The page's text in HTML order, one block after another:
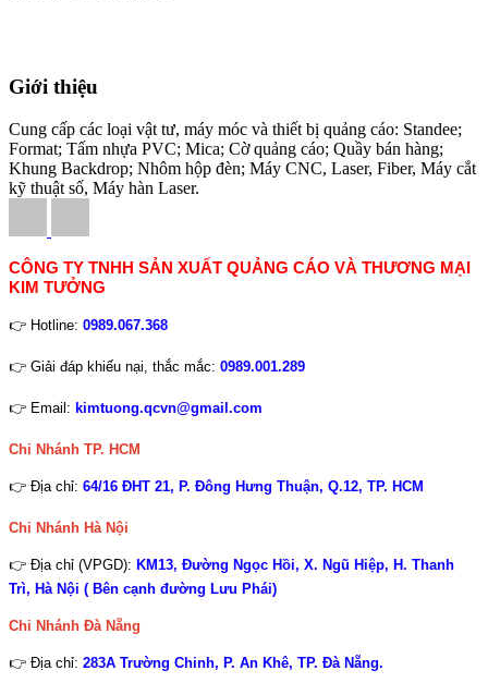
Giới thiệu
Cung cấp các loại vật tư, máy móc và thiết bị quảng cáo: Standee;
Format; Tấm nhựa PVC; Mica; Cờ quảng cáo; Quầy bán hàng;
Khung Backdrop; Nhôm hộp đèn; Máy CNC, Laser, Fiber, Máy cắt
kỹ thuật số, Máy hàn Laser.
CÔNG TY TNHH SẢN XUẤT QUẢNG CÁO VÀ THƯƠNG MẠI
KIM TƯỞNG
👉 Hotline: 0989.067.368
👉 Giải đáp khiếu nại, thắc mắc: 0989.001.289
👉 Email: kimtuong.qcvn@gmail.com
Chi Nhánh TP. HCM
👉 Địa chỉ: 64/16 ĐHT 21, P. Đông Hưng Thuận, Q.12, TP. HCM
Chi Nhánh Hà Nội
👉 Địa chỉ (VPGD): KM13, Đường Ngọc Hồi, X. Ngũ Hiệp, H. Thanh
Trì, Hà Nội ( Bên cạnh đường Lưu Phái)
Chi Nhánh Đà Nẵng
👉 Địa chỉ: 283A Trường Chinh, P. An Khê, TP. Đà Nẵng.